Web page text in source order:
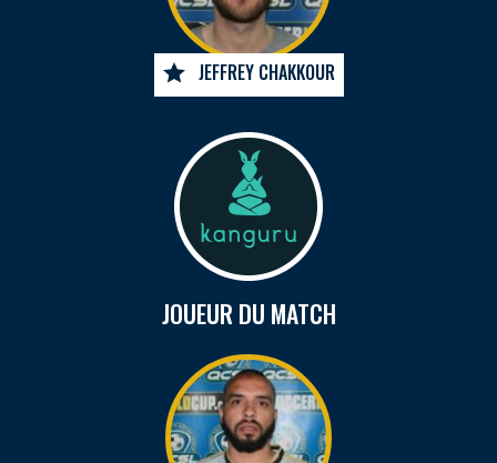
JEFFREY CHAKKOUR
JOUEUR DU MATCH